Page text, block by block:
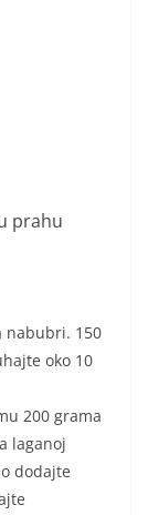
prahu
nabubri. 150
oko 10
200 grama
laganoj
dodajte